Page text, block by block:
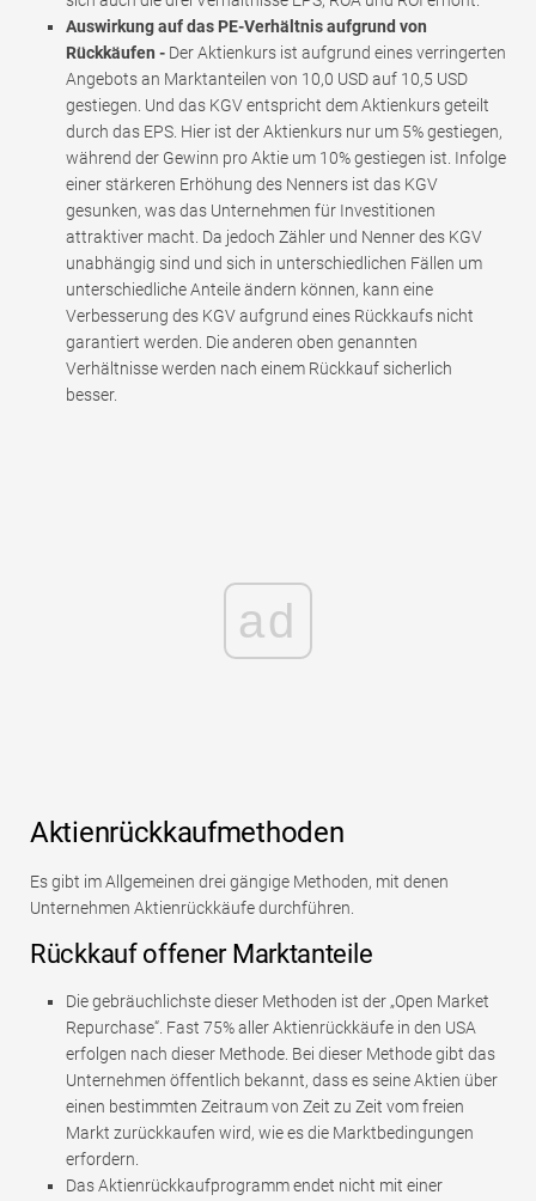
Auswirkung auf das PE-Verhältnis aufgrund von
Rückkäufen - Der Aktienkurs ist aufgrund eines verringerten
Angebots an Marktanteilen von 10,0 USD auf 10,5 USD
gestiegen. Und das KGV entspricht dem Aktienkurs geteilt
durch das EPS. Hier ist der Aktienkurs nur um 5% gestiegen,
während der Gewinn pro Aktie um 10% gestiegen ist. Infolge
einer stärkeren Erhöhung des Nenners ist das KGV
gesunken, was das Unternehmen für Investitionen
attraktiver macht. Da jedoch Zähler und Nenner des KGV
unabhängig sind und sich in unterschiedlichen Fällen um
unterschiedliche Anteile ändern können, kann eine
Verbesserung des KGV aufgrund eines Rückkaufs nicht
garantiert werden. Die anderen oben genannten
Verhältnisse werden nach einem Rückkauf sicherlich
besser.
ad
Aktienrückkaufmethoden
Es gibt im Allgemeinen drei gängige Methoden, mit denen
Unternehmen Aktienrückkäufe durchführen.
Rückkauf offener Marktanteile
Die gebräuchlichste dieser Methoden ist der „Open Market
Repurchase“. Fast 75% aller Aktienrückkäufe in den USA
erfolgen nach dieser Methode. Bei dieser Methode gibt das
Unternehmen öffentlich bekannt, dass es seine Aktien über
einen bestimmten Zeitraum von Zeit zu Zeit vom freien
Markt zurückkaufen wird, wie es die Marktbedingungen
erfordern.
Das Aktienrückkaufprogramm endet nicht mit einer